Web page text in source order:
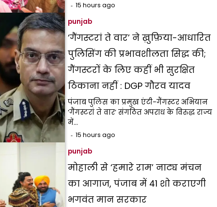
15 hours ago
punjab
‘गैंगस्टरां ते वार’ ने ख़ुफ़िया-आधारित
पुलिसिंग की प्रभावशीलता सिद्ध की;
गैंगस्टरों के लिए कहीं भी सुरक्षित
ठिकाना नहीं : DGP गौरव यादव
पंजाब पुलिस का प्रमुख एंटी-गैंगस्टर अभियान
‘गैंगस्टरां ते वार’ संगठित अपराध के विरुद्ध राज्य
में…
15 hours ago
punjab
मोहाली से ‘हमारे राम’ नाट्य मंचन
का आगाज, पंजाब में 41 शो कराएगी
भगवंत मान सरकार